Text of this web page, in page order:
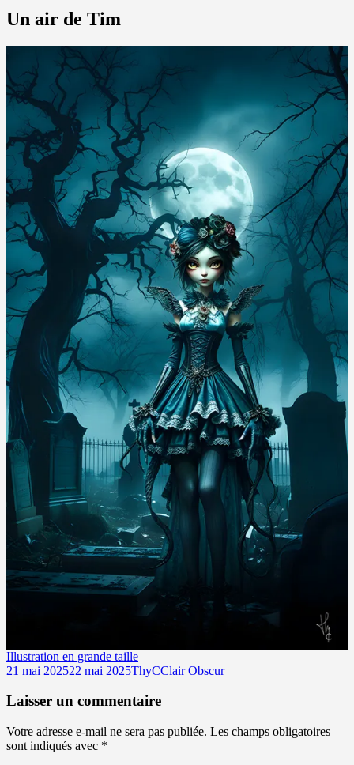
Un air de Tim
Illustration en grande taille
Publié
21 mai 202522 mai 2025Auteur
ThyCCatégories
Clair Obscur
Laisser un commentaire
Votre adresse e-mail ne sera pas publiée. Les champs obligatoires
sont indiqués avec *